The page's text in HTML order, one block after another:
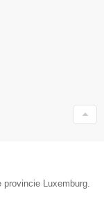
Luxemburg.